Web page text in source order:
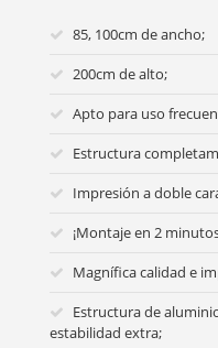
85, 100cm de ancho;
200cm de alto;
Apto para uso
Estructura
Impresión a doble
¡Montaje en 2
Magnífica calidad e
Estructura de
estabilidad extra;